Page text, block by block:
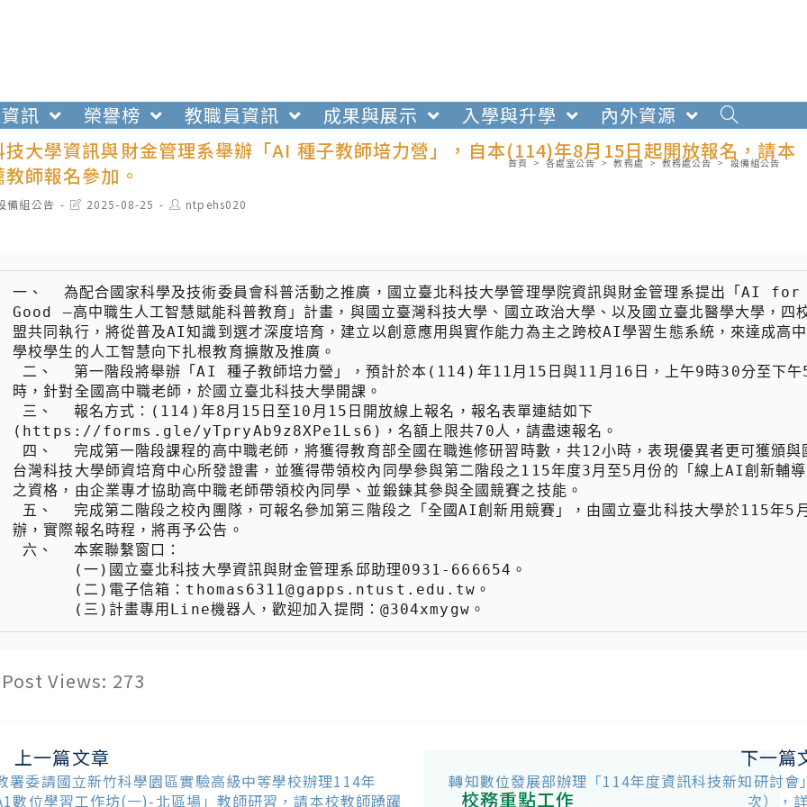
訊 榮譽榜 教職員資訊 成果與展示 入學與升學
內外資源
技大學資訊與財金管理系舉辦「AI 種子教師培力營」，自本(114)年8月15日起開放報名，請本
師報名參加。
首頁 > 各處室公告 > 教務處 > 教務處公告 > 設備組公告
備組公告
Post2025-08-25
Post
author:
ntpehs020
一、  為配合國家科學及技術委員會科普活動之推廣，國立臺北科技大學管理學院資訊與財金管理系提出「AI for
Good —高中職生人工智慧賦能科普教育」計畫，與國立臺灣科技大學、國立政治大學、以及國立臺北醫學大學，四
盟共同執行，將從普及AI知識到選才深度培育，建立以創意應用與實作能力為主之跨校AI學習生態系統，來達成高
學校學生的人工智慧向下扎根教育擴散及推廣。
時，針對全國高中職老師，於國立臺北科技大學開課。
(https://forms.gle/yTpryAb9z8XPe1Ls6)，名額上限共70人，請盡速報名。
台灣科技大學師資培育中心所發證書，並獲得帶領校內同學參與第二階段之115年度3月至5月份的「線上AI創新輔
之資格，由企業專才協助高中職老師帶領校內同學、並鍛鍊其參與全國競賽之技能。
辦，實際報名時程，將再予公告。
(三)計畫專用Line機器人，歡迎加入提問：@304xmygw。
Post Views: 273
上一篇文章
署委請國立新竹科學園區實驗高級中等學校辦理114年
數位學習工作坊(一)-北區場」教師研習，請本校教師踴躍
下一篇
轉知數位發展部辦理「114年度資訊科技新知研討會
次），
校務重點工作